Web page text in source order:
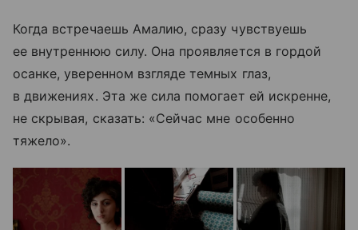
Когда встречаешь Амалию, сразу чувствуешь
ее внутреннюю силу. Она проявляется в гордой
осанке, уверенном взгляде темных глаз,
в движениях. Эта же сила помогает ей искренне,
не скрывая, сказать: «Сейчас мне особенно
тяжело».